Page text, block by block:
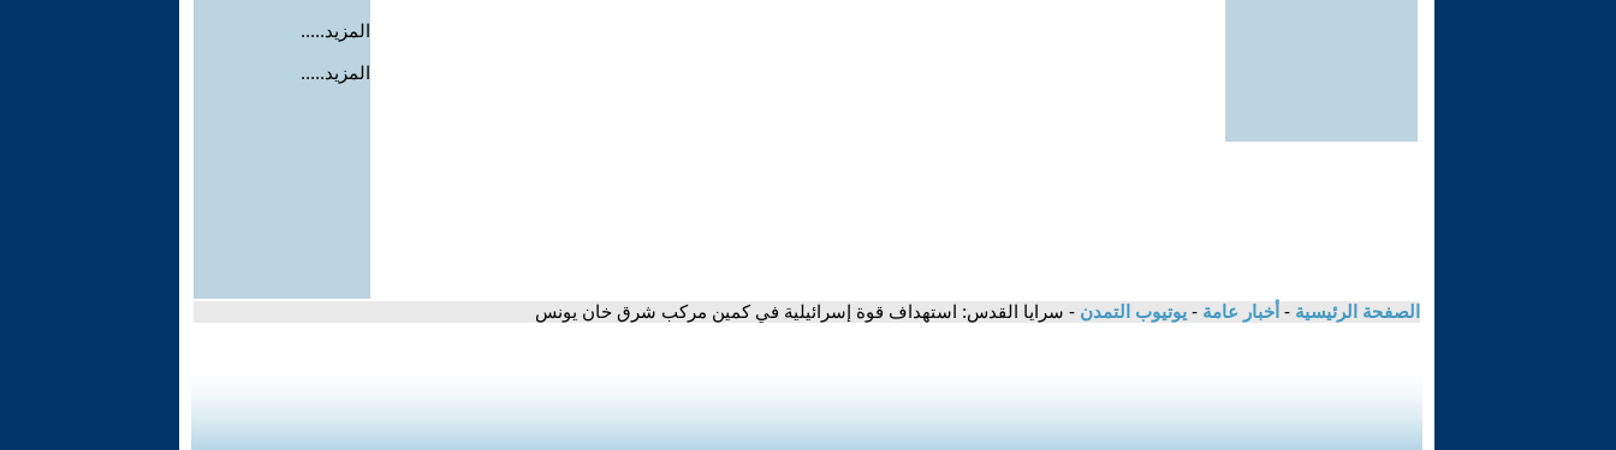
المزيد.....
المزيد.....
الصفحة الرئيسية - أخبار عامة - يوتيوب التمدن - سرايا القدس: استهداف قوة إسرائيلية في كمين مركب شرق خان يونس